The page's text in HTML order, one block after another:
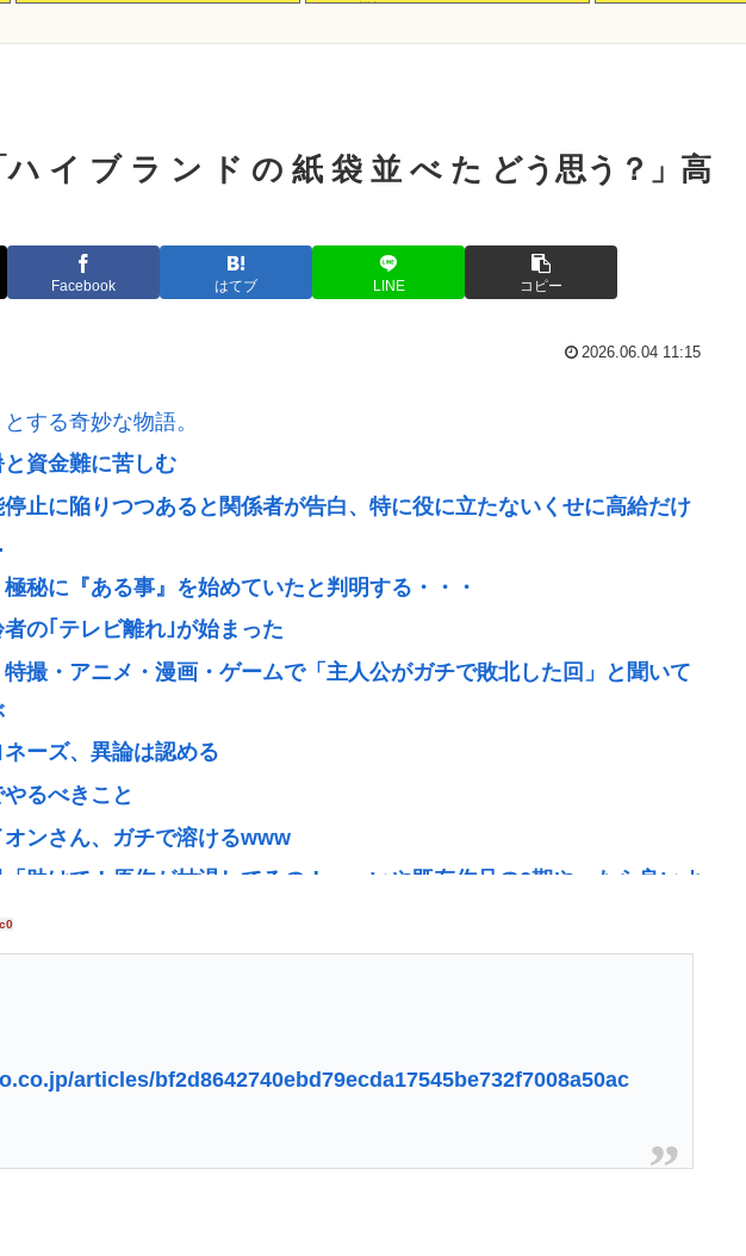
いてた模様www
在www
イ ブ ラ ン ド の 紙 袋 並 べ た どう思う？」高
Facebook はてブ LINE コピー
2026.06.04 11:15
する奇妙な物語。
資金難に苦しむ
止に陥りつつあると関係者が告白、特に役に立たないくせに高給だけ
極秘に『ある事』を始めていたと判明する・・・
の｢テレビ離れ｣が始まった
特撮・アニメ・漫画・ゲームで「主人公がガチで敗北した回」と聞いて
ーズ、異論は認める
やるべきこと
オンさん、ガチで溶けるwww
「助けて！原作が枯渇してるの！」←いや既存作品の2期やったら良いよ
皆様「パンばっかり。飽き飽きしてる」断水なお3万戸
へ
習中に頭部を強打しCT検査→70代医師「問題ないです」→他人のCT画
articles/bf2d8642740ebd79ecda17545be732f7008a50ac